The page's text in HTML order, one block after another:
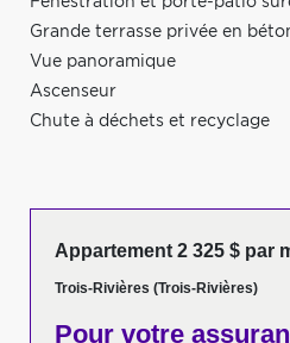
Grande terrasse privée en
Vue panoramique
Ascenseur
Chute à déchets et recyclage
Appartement 2 325 $ par
Trois-Rivières (Trois-Rivières)
Pour votre